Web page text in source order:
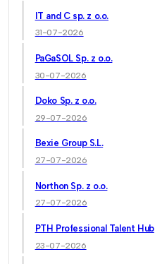
IT and C sp. z o.o.
31-07-2026
PaGaSOL Sp. z o.o.
30-07-2026
Doko Sp. z o.o.
29-07-2026
Bexie Group S.L.
27-07-2026
Northon Sp. z o.o.
27-07-2026
PTH Professional Talent Hub
23-07-2026